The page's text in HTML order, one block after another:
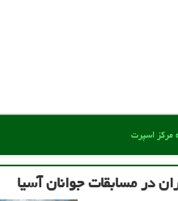
مركز اسپرت
در مسابقات جوانان آسیا